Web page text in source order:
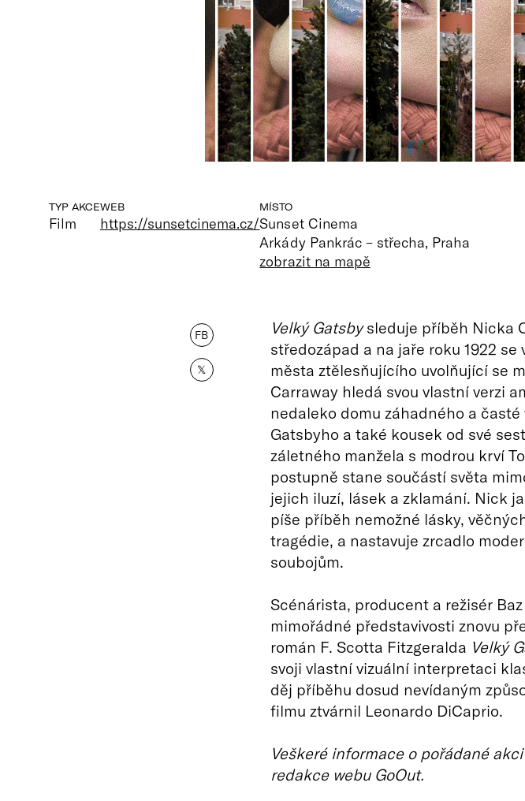
TYP AKCE
Film
WEB
https://sunsetcinema.cz/
MÍSTO
Sunset Cinema
Arkády Pankrác – střecha, Praha
zobrazit na mapě
FB
𝕏
Velký Gatsbysleduje příběh Nicka
středozápad a na jaře roku 1922 se
města ztělesňujícího uvolňující se
Carraway hledá svou vlastní verzi
nedaleko domu záhadného a
Gatsbyho a také kousek od své
záletného manžela s modrou krví
postupně stane součástí světa
jejich iluzí, lásek a zklamání. Nick
píše příběh nemožné lásky,
tragédie, a nastavuje zrcadlo
soubojům.
Scénárista, producent a režisér
mimořádné představivosti znovu
román F. Scotta Fitzgeralda Velký
svoji vlastní vizuální interpretaci
děj příběhu dosud nevídaným
filmu ztvárnil Leonardo DiCaprio.
Veškeré informace o pořádané
redakce webu GoOut.